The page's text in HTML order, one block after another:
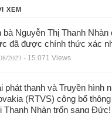
XEM
bà Nguyễn Thị Thanh Nhàn
đã được chính thức xác
2023 - 15.071 Views
phát thanh và Truyền hình
(RTVS) công bố
Thanh Nhàn trốn sang Đức!